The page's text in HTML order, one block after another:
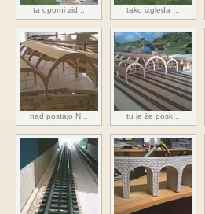
ta oporni zid... tako izgleda ...
nad postajo N... tu je že posk...